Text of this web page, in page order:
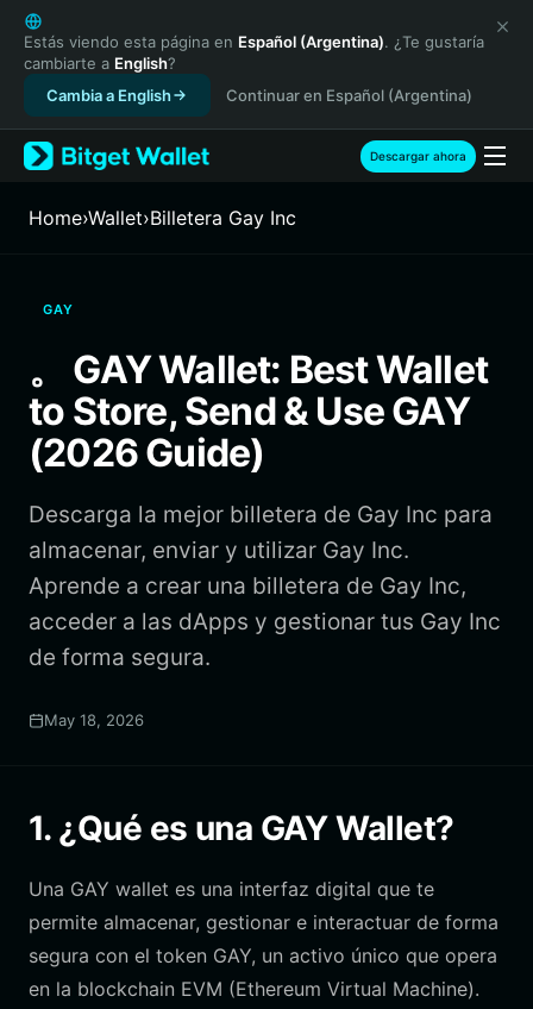
English
日本語
Tiếng Việt
Русский
Español (Latinoamérica)
Türkçe
Français
繁體中文
Bahasa Indonesia
ภาษาไทย
हिन्दी
Español
Español (Argentina)
Estás viendo esta página en Español (Argentina). ¿Te gustaría
cambiarte a English?
Cambia a English
Continuar en Español (Argentina)
Descargar ahora
Home›Wallet›Billetera Gay Inc
GAY
。 GAY Wallet: Best Wallet
to Store, Send & Use GAY
(2026 Guide)
Descarga la mejor billetera de Gay Inc para
almacenar, enviar y utilizar Gay Inc.
Aprende a crear una billetera de Gay Inc,
acceder a las dApps y gestionar tus Gay Inc
de forma segura.
May 18, 2026
1. ¿Qué es una GAY Wallet?
Una GAY wallet es una interfaz digital que te
permite almacenar, gestionar e interactuar de forma
segura con el token GAY, un activo único que opera
en la blockchain EVM (Ethereum Virtual Machine).